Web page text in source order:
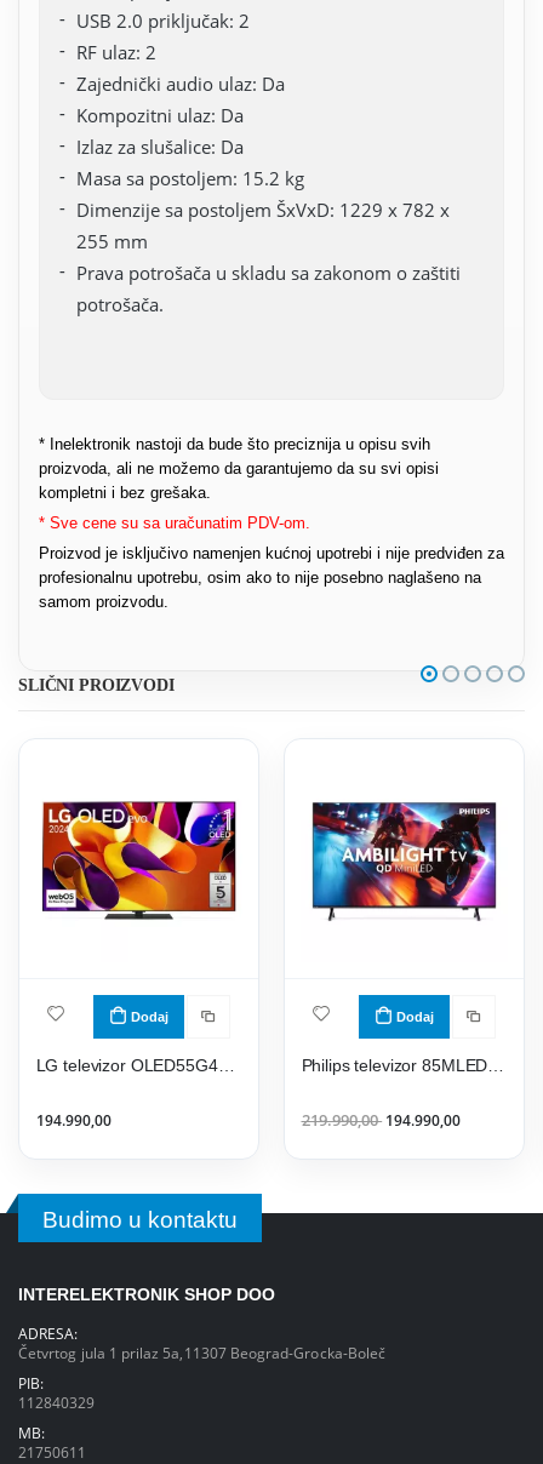
USB 2.0 priključak: 2
RF ulaz: 2
Zajednički audio ulaz: Da
Kompozitni ulaz: Da
Izlaz za slušalice: Da
Masa sa postoljem: 15.2 kg
Dimenzije sa postoljem ŠxVxD: 1229 x 782 x
255 mm
Prava potrošača u skladu sa zakonom o zaštiti
potrošača.
* Inelektronik nastoji da bude što preciznija u opisu svih
proizvoda, ali ne možemo da garantujemo da su svi opisi
kompletni i bez grešaka.
* Sve cene su sa uračunatim PDV-om.
Proizvod je isključivo namenjen kućnoj upotrebi i nije predviđen za
profesionalnu upotrebu, osim ako to nije posebno naglašeno na
samom proizvodu.
SLIČNI PROIZVODI
Dodaj
LG televizor OLED55G43LS
194.990,00
Dodaj
219.990,00 194.990,00
Budimo u kontaktu
INTERELEKTRONIK SHOP DOO
ADRESA:
Četvrtog jula 1 prilaz 5a,11307 Beograd-Grocka-Boleč
PIB:
112840329
MB:
21750611